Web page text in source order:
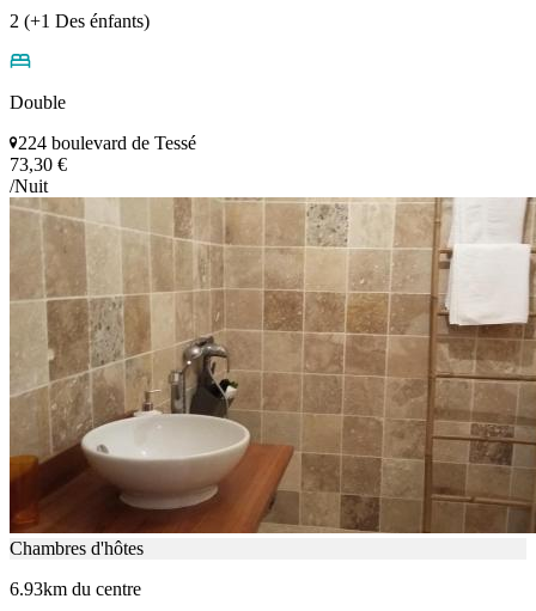
2 (+1 Des énfants)
Double
224 boulevard de Tessé
73,30 €
/Nuit
Chambres d'hôtes
6.93km du centre